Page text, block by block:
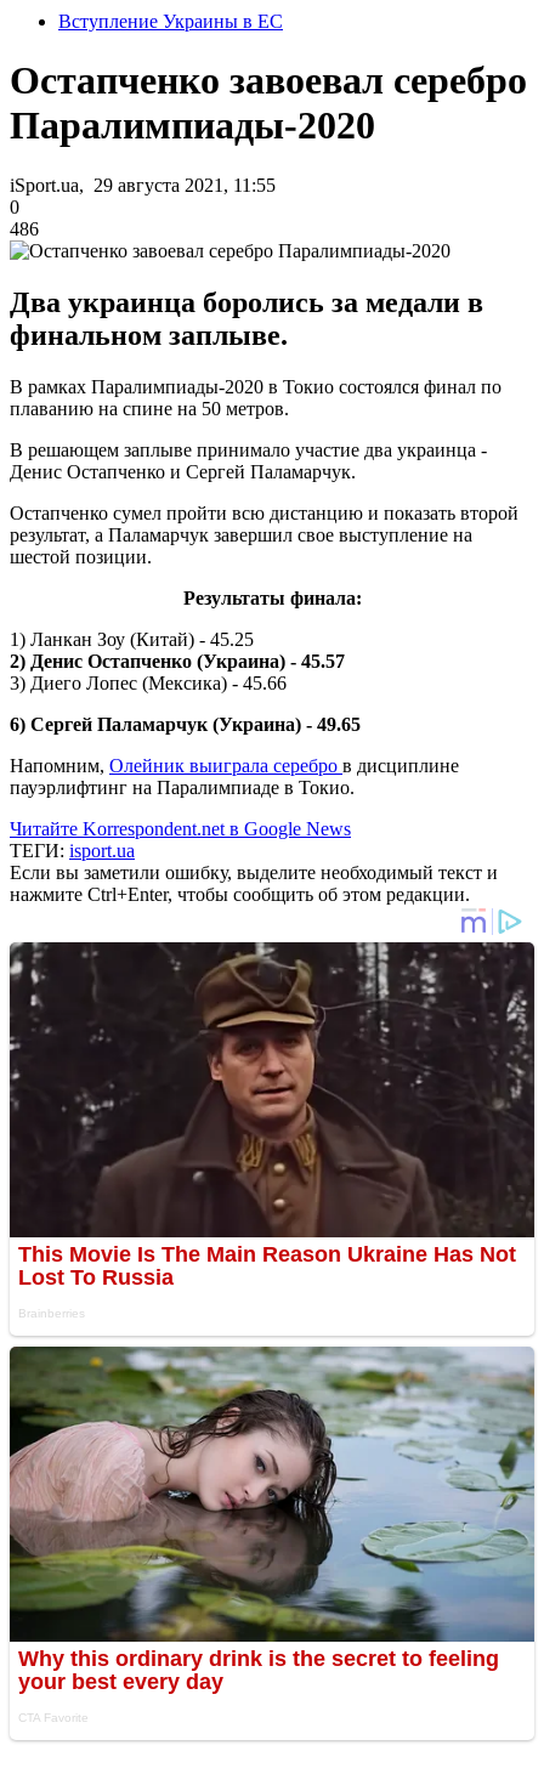
Вступление Украины в ЕС
Остапченко завоевал серебро
Паралимпиады-2020
iSport.ua, 29 августа 2021, 11:55
0
486
Два украинца боролись за медали в
финальном заплыве.
В рамках Паралимпиады-2020 в Токио состоялся финал по
плаванию на спине на 50 метров.
В решающем заплыве принимало участие два украинца -
Денис Остапченко и Сергей Паламарчук.
Остапченко сумел пройти всю дистанцию и показать второй
результат, а Паламарчук завершил свое выступление на
шестой позиции.
Результаты финала:
1) Ланкан Зоу (Китай) - 45.25
2) Денис Остапченко (Украина) - 45.57
3) Диего Лопес (Мексика) - 45.66
6) Сергей Паламарчук (Украина) - 49.65
Напомним, Олейник выиграла серебро в дисциплине
пауэрлифтинг на Паралимпиаде в Токио.
Читайте Korrespondent.net в Google News
ТЕГИ: isport.ua
Если вы заметили ошибку, выделите необходимый текст и
нажмите Ctrl+Enter, чтобы сообщить об этом редакции.